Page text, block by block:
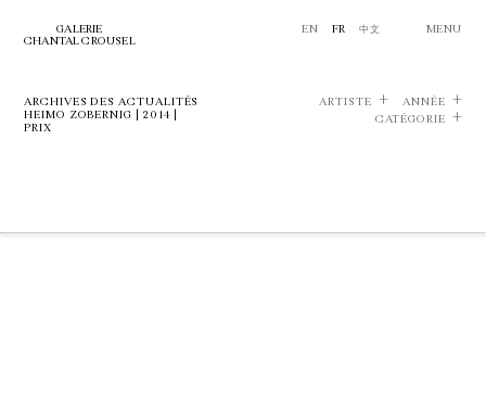
GALERIE
CHANTAL CROUSEL
EN FR 中文 MENU
ARCHIVES DES ACTUALITÉS
HEIMO ZOBERNIG | 2014 |
PRIX
ARTISTE
ANNÉE
CATÉGORIE